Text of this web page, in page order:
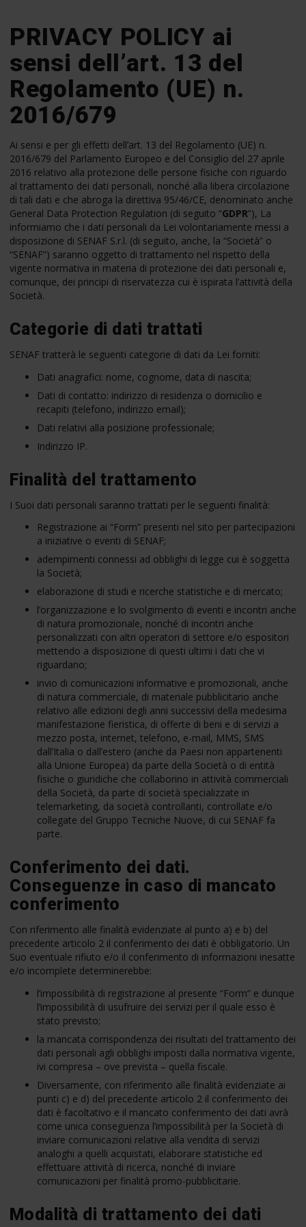
PRIVACY POLICY ai
sensi dell’art. 13 del
Regolamento (UE) n.
2016/679
Ai sensi e per gli effetti dell’art. 13 del Regolamento (UE) n.
2016/679 del Parlamento Europeo e del Consiglio del 27 aprile
2016 relativo alla protezione delle persone fisiche con riguardo
al trattamento dei dati personali, nonché alla libera circolazione
di tali dati e che abroga la direttiva 95/46/CE, denominato anche
General Data Protection Regulation (di seguito “GDPR”), La
informiamo che i dati personali da Lei volontariamente messi a
disposizione di SENAF S.r.l. (di seguito, anche, la “Società” o
“SENAF”) saranno oggetto di trattamento nel rispetto della
vigente normativa in materia di protezione dei dati personali e,
comunque, dei principi di riservatezza cui è ispirata l’attività della
Società.
Categorie di dati trattati
SENAF tratterà le seguenti categorie di dati da Lei forniti:
Dati anagrafici: nome, cognome, data di nascita;
Dati di contatto: indirizzo di residenza o domicilio e
recapiti (telefono, indirizzo email);
Dati relativi alla posizione professionale;
Indirizzo IP.
Finalità del trattamento
I Suoi dati personali saranno trattati per le seguenti finalità:
Registrazione ai “Form” presenti nel sito per partecipazioni
a iniziative o eventi di SENAF;
adempimenti connessi ad obblighi di legge cui è soggetta
la Società;
elaborazione di studi e ricerche statistiche e di mercato;
l’organizzazione e lo svolgimento di eventi e incontri anche
di natura promozionale, nonché di incontri anche
personalizzati con altri operatori di settore e/o espositori
mettendo a disposizione di questi ultimi i dati che vi
riguardano;
invio di comunicazioni informative e promozionali, anche
di natura commerciale, di materiale pubblicitario anche
relativo alle edizioni degli anni successivi della medesima
manifestazione fieristica, di offerte di beni e di servizi a
mezzo posta, internet, telefono, e-mail, MMS, SMS
dall’Italia o dall’estero (anche da Paesi non appartenenti
alla Unione Europea) da parte della Società o di entità
fisiche o giuridiche che collaborino in attività commerciali
della Società, da parte di società specializzate in
telemarketing, da società controllanti, controllate e/o
collegate del Gruppo Tecniche Nuove, di cui SENAF fa
parte.
Conferimento dei dati.
Conseguenze in caso di mancato
conferimento
Con riferimento alle finalità evidenziate al punto a) e b) del
precedente articolo 2 il conferimento dei dati è obbligatorio. Un
Suo eventuale rifiuto e/o il conferimento di informazioni inesatte
e/o incomplete determinerebbe:
l’impossibilità di registrazione al presente “Form” e dunque
l’impossibilità di usufruire dei servizi per il quale esso è
stato previsto;
la mancata corrispondenza dei risultati del trattamento dei
dati personali agli obblighi imposti dalla normativa vigente,
ivi compresa – ove prevista – quella fiscale.
Diversamente, con riferimento alle finalità evidenziate ai
punti c) e d) del precedente articolo 2 il conferimento dei
dati è facoltativo e il mancato conferimento dei dati avrà
come unica conseguenza l’impossibilità per la Società di
inviare comunicazioni relative alla vendita di servizi
analoghi a quelli acquistati, elaborare statistiche ed
effettuare attività di ricerca, nonché di inviare
comunicazioni per finalità promo-pubblicitarie.
Modalità di trattamento dei dati